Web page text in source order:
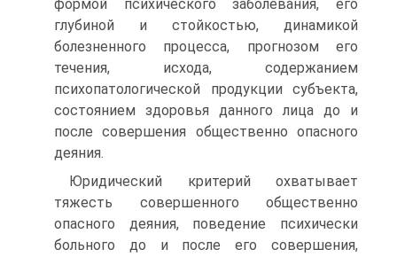
формой психического заболевания, его
глубиной и стойкостью, динамикой
болезненного процесса, прогнозом его
течения, исхода, содержанием
психопатологической продукции субъекта,
состоянием здоровья данного лица до и
после совершения общественно опасного
деяния.
Юридический критерий охватывает
тяжесть совершенного общественно
опасного деяния, поведение психически
больного до и после его совершения,